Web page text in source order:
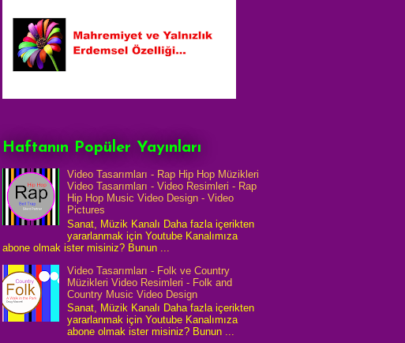
Haftanın Popüler Yayınları
Video Tasarımları - Rap Hip Hop Müzikleri
Video Tasarımları - Video Resimleri - Rap
Hip Hop Music Video Design - Video
Pictures
Sanat, Müzik Kanalı Daha fazla içerikten
yararlanmak için Youtube Kanalımıza
abone olmak ister misiniz? Bunun ...
Video Tasarımları - Folk ve Country
Müzikleri Video Resimleri - Folk and
Country Music Video Design
Sanat, Müzik Kanalı Daha fazla içerikten
yararlanmak için Youtube Kanalımıza
abone olmak ister misiniz? Bunun ...